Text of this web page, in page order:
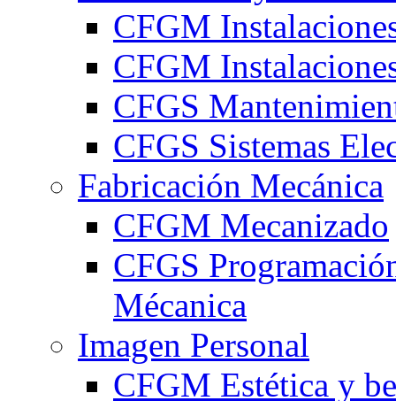
CFGM
CFGM
CFGS
CFGS Sistemas
Fabricación Mecánica
CFGM Mecanizado
CFGS
Mécanica
Imagen Personal
CFGM Estética y